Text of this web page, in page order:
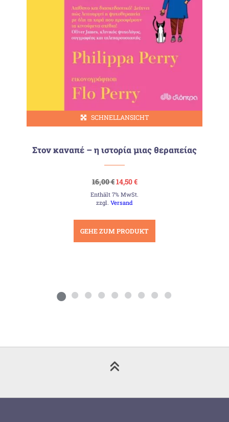
SCHNELLANSICHT
Στον καναπέ – η ιστορία μιας θεραπείας
16,00€Ursprünglicher
Preis
war:
16,00 €
14,50€Aktueller
ist:
Enthält 7% MwSt.
zzgl.Versand
GEHE ZUM PRODUKT